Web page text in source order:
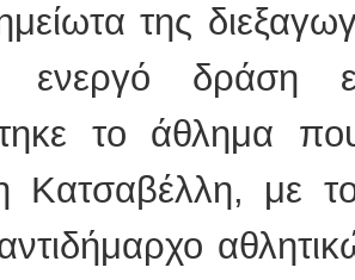
της
δράση
το άθλημα
Κατσαβέλλη, με